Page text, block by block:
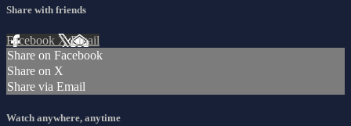
Share with friends
Facebook XEmail
Share on Facebook
Share on X
Share via Email
Watch anywhere, anytime